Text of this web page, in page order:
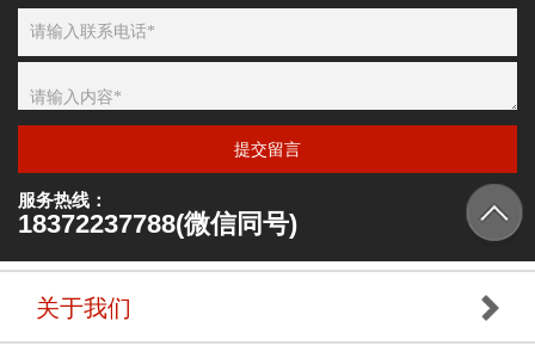
提交留言
服务热线：
18372237788(微信同号)
关于我们